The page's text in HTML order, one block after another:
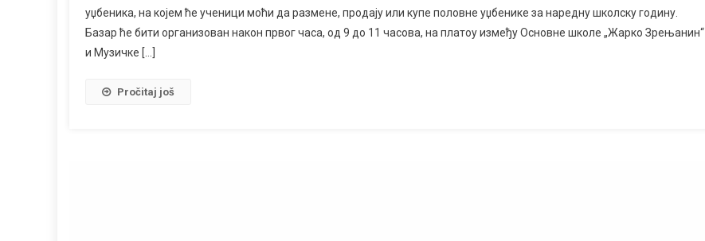
уџбеника, на којем ће ученици моћи да размене, продају или купе половне уџбенике за наредну школску годину.
Базар ће бити организован након првог часа, од 9 до 11 часова, на платоу између Основне школе „Жарко Зрењанин“
и Музичке […]
Pročitaj još